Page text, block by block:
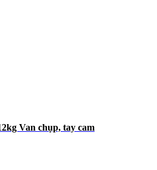
Van chụp, tay cam